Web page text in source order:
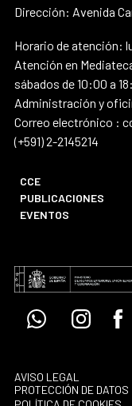
Dirección: Avenida
Horario de atención:
Atención en
sábados de 10:00 a
Administración y
Correo electrónico :
(+591) 2-2145214
CCE
PUBLICACIONES
EVENTOS
WhatsappInstagram
AVISO LEGAL
PROTECCIÓN DE DATOS